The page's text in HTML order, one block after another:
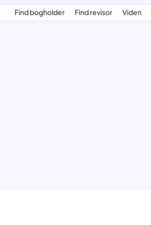
Find bogholder Find revisor Viden